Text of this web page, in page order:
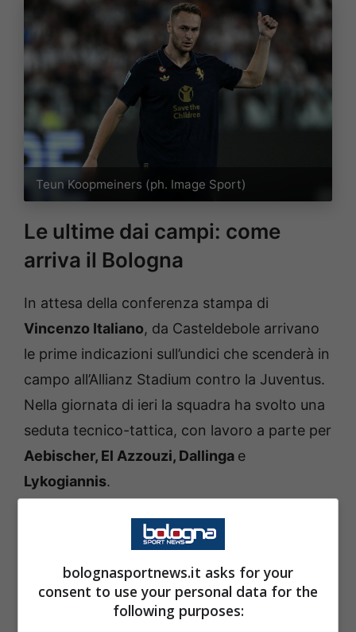
Teun Koopmeiners (ph. Image Sport)
Le ultime dai campi: come
arriva il Bologna
In attesa della conferenza stampa di
Vincenzo Italiano, da Casteldebole arrivano
le prime indicazioni sull’undici che scenderà in
campo all’Allianz Stadium contro la Juventus.
Nella giornata di ieri la squadra ha svolto una
seduta tecnico-tattica, con lavoro a parte per
Aebischer, El Azzouzi, Dallinga e
Lykogiannis.
fermarsi per via di una contrattura alla coscia
Skorupski, sulla corsia destra
bolognasportnews.it asks for your
consent to use your personal data for the
following purposes: